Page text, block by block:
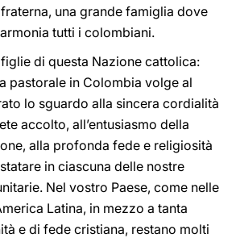
una grande famiglia dove
tutti i colombiani.
di questa Nazione cattolica:
pastorale in Colombia volge al
lo sguardo alla sincera cordialità
accolto, all’entusiasmo della
alla profonda fede e religiosità
in ciascuna delle nostre
Nel vostro Paese, come nelle
Latina, in mezzo a tanta
e di fede cristiana, restano molti